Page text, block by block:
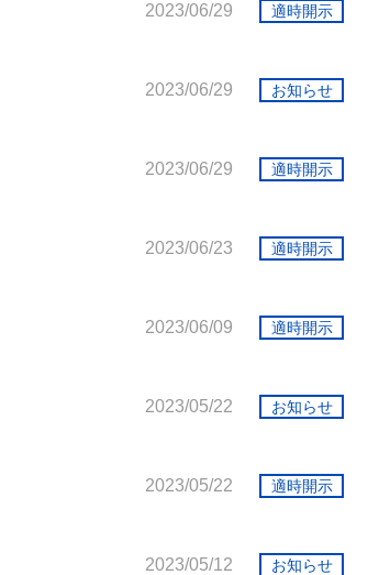
2023/06/29 適時開示
2023/06/29 お知らせ
2023/06/29 適時開示
2023/06/23 適時開示
2023/06/09 適時開示
2023/05/22 お知らせ
2023/05/22 適時開示
2023/05/12 お知らせ